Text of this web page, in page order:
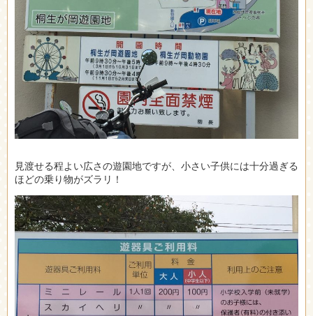
見渡せる程よい広さの遊園地ですが、小さい子供には十分過ぎる
ほどの乗り物がズラリ！